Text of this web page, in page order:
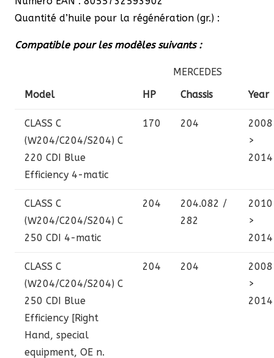
Quantité d’huile pour la régénération (gr.) :
Compatible pour les modèles suivants :
MERCEDES
Model
HP Chassis Year
CLASS C
(W204/C204/S204) C
220 CDI Blue
Efficiency 4-matic
170 204
2008
>
2014
CLASS C
(W204/C204/S204) C
250 CDI 4-matic
204
204.082 /
282
2010
>
2014
CLASS C
(W204/C204/S204) C
250 CDI Blue
Efficiency [Right
Hand, special
equipment, OE n.
204 204
2008
>
2014